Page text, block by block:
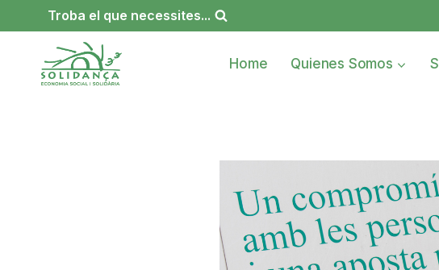
Troba el que necessites...
Home Quienes Somos